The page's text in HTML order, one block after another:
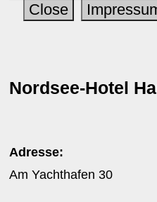
Close
Nordsee-Hotel
Adresse:
Am Yachthafen 30